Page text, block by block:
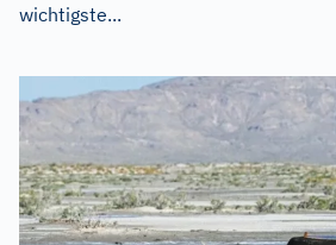
wichtigste...